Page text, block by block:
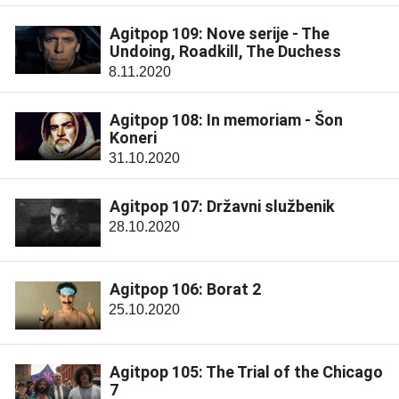
Agitpop 109: Nove serije - The
Undoing, Roadkill, The Duchess
8.11.2020
Agitpop 108: In memoriam - Šon
Koneri
31.10.2020
Agitpop 107: Državni službenik
28.10.2020
Agitpop 106: Borat 2
25.10.2020
Agitpop 105: The Trial of the Chicago
7